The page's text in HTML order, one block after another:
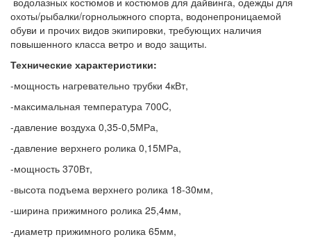
охоты/рыбалки/горнолыжного спорта, водонепроницаемой
обуви и прочих видов экипировки, требующих наличия
повышенного класса ветро и водо защиты.
Технические характеристики:
-мощность нагревательно трубки 4кВт,
-максимальная температура 700C,
-давление воздуха 0,35-0,5МРа,
-давление верхнего ролика 0,15МРа,
-мощность 370Вт,
-высота подъема верхнего ролика 18-30мм,
-ширина прижимного ролика 25,4мм,
-диаметр прижимного ролика 65мм,